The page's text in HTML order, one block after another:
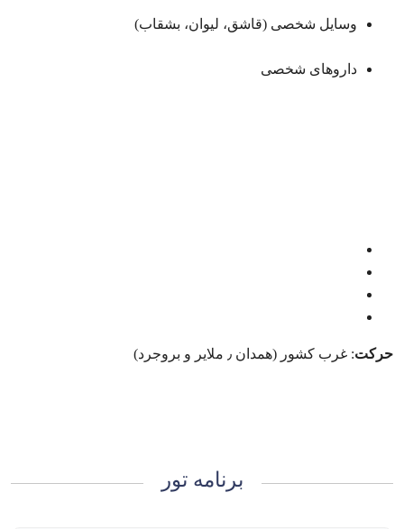
وسایل شخصی (قاشق، لیوان، بشقاب)
داروهای شخصی
حرکت: غرب کشور (همدان ٫ ملایر و بروجرد)
برنامه تور